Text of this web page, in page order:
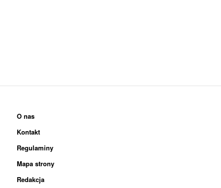
O nas
Kontakt
Regulaminy
Mapa strony
Redakcja